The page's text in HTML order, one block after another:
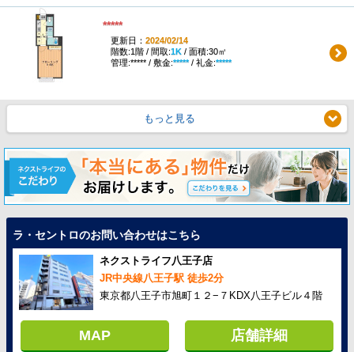
*****
更新日： 2024/02/14
階数:1階 / 間取:1K/ 面積:30㎡
管理:***** / 敷金:*****/ 礼金:*****
もっと見る
ラ・セントロのお問い合わせはこちら
ネクストライフ八王子店
JR中央線八王子駅 徒歩2分
東京都八王子市旭町１２−７KDX八王子ビル４階
MAP 店舗詳細